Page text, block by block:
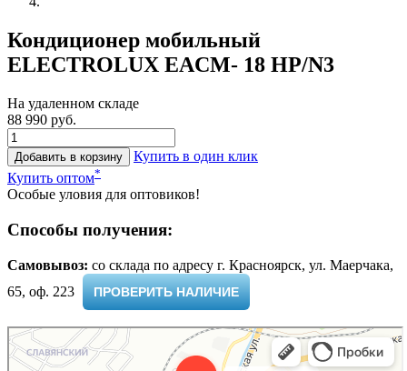
Кондиционер мобильный
ELECTROLUX EACM- 18 НP/N3
На удаленном складе
88 990 руб.
Добавить в корзину
Купить в один клик
Купить оптом*
Особые уловия для оптовиков!
Способы получения:
Самовывоз: cо склада по адресу г. Красноярск, ул. Маерчака,
65, оф. 223 ​
ПРОВЕРИТЬ НАЛИЧИЕ